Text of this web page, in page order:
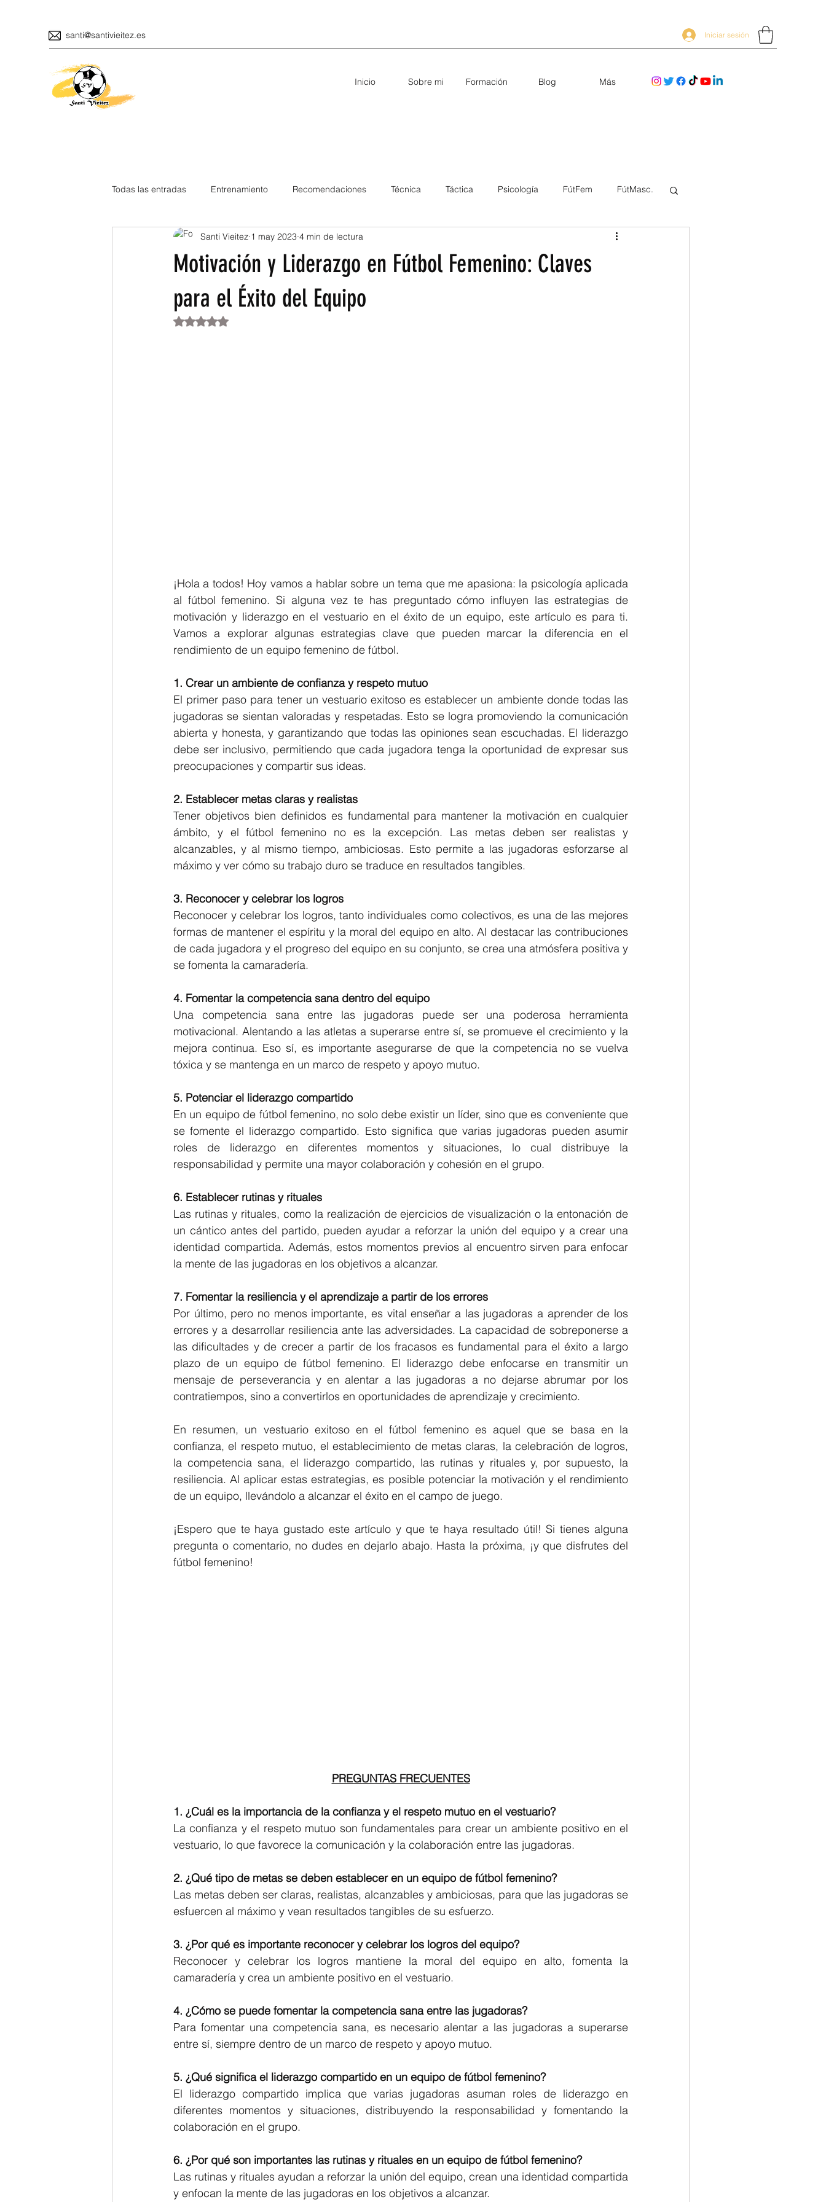
santi@santivieitez.es Iniciar sesión
Inicio Sobre mi Formación Blog Más
Todas las entradas Entrenamiento Recomendaciones Técnica Táctica Psicología FútFem FútMasc.
Motivación y Liderazgo en Fútbol Femenino: Claves
para el Éxito del Equipo
Santi Vieitez 1 may 2023 4 min de lectura
Obtuvo NaN de 5 estrellas.
¡Hola a todos! Hoy vamos a hablar sobre un tema que me apasiona: la psicología aplicada
al fútbol femenino. Si alguna vez te has preguntado cómo influyen las estrategias de
motivación y liderazgo en el vestuario en el éxito de un equipo, este artículo es para ti.
Vamos a explorar algunas estrategias clave que pueden marcar la diferencia en el
rendimiento de un equipo femenino de fútbol.
1. Crear un ambiente de confianza y respeto mutuo
El primer paso para tener un vestuario exitoso es establecer un ambiente donde todas las
jugadoras se sientan valoradas y respetadas. Esto se logra promoviendo la comunicación
abierta y honesta, y garantizando que todas las opiniones sean escuchadas. El liderazgo
debe ser inclusivo, permitiendo que cada jugadora tenga la oportunidad de expresar sus
preocupaciones y compartir sus ideas.
2. Establecer metas claras y realistas
Tener objetivos bien definidos es fundamental para mantener la motivación en cualquier
ámbito, y el fútbol femenino no es la excepción. Las metas deben ser realistas y
alcanzables, y al mismo tiempo, ambiciosas. Esto permite a las jugadoras esforzarse al
máximo y ver cómo su trabajo duro se traduce en resultados tangibles.
3. Reconocer y celebrar los logros
Reconocer y celebrar los logros, tanto individuales como colectivos, es una de las mejores
formas de mantener el espíritu y la moral del equipo en alto. Al destacar las contribuciones
de cada jugadora y el progreso del equipo en su conjunto, se crea una atmósfera positiva y
se fomenta la camaradería.
4. Fomentar la competencia sana dentro del equipo
Una competencia sana entre las jugadoras puede ser una poderosa herramienta
motivacional. Alentando a las atletas a superarse entre sí, se promueve el crecimiento y la
mejora continua. Eso sí, es importante asegurarse de que la competencia no se vuelva
tóxica y se mantenga en un marco de respeto y apoyo mutuo.
5. Potenciar el liderazgo compartido
En un equipo de fútbol femenino, no solo debe existir un líder, sino que es conveniente que
se fomente el liderazgo compartido. Esto significa que varias jugadoras pueden asumir
roles de liderazgo en diferentes momentos y situaciones, lo cual distribuye la
responsabilidad y permite una mayor colaboración y cohesión en el grupo.
6. Establecer rutinas y rituales
Las rutinas y rituales, como la realización de ejercicios de visualización o la entonación de
un cántico antes del partido, pueden ayudar a reforzar la unión del equipo y a crear una
identidad compartida. Además, estos momentos previos al encuentro sirven para enfocar
la mente de las jugadoras en los objetivos a alcanzar.
7. Fomentar la resiliencia y el aprendizaje a partir de los errores
Por último, pero no menos importante, es vital enseñar a las jugadoras a aprender de los
errores y a desarrollar resiliencia ante las adversidades. La capacidad de sobreponerse a
las dificultades y de crecer a partir de los fracasos es fundamental para el éxito a largo
plazo de un equipo de fútbol femenino. El liderazgo debe enfocarse en transmitir un
mensaje de perseverancia y en alentar a las jugadoras a no dejarse abrumar por los
contratiempos, sino a convertirlos en oportunidades de aprendizaje y crecimiento.
En resumen, un vestuario exitoso en el fútbol femenino es aquel que se basa en la
confianza, el respeto mutuo, el establecimiento de metas claras, la celebración de logros,
la competencia sana, el liderazgo compartido, las rutinas y rituales y, por supuesto, la
resiliencia. Al aplicar estas estrategias, es posible potenciar la motivación y el rendimiento
de un equipo, llevándolo a alcanzar el éxito en el campo de juego.
¡Espero que te haya gustado este artículo y que te haya resultado útil! Si tienes alguna
pregunta o comentario, no dudes en dejarlo abajo. Hasta la próxima, ¡y que disfrutes del
fútbol femenino!
PREGUNTAS FRECUENTES
1. ¿Cuál es la importancia de la confianza y el respeto mutuo en el vestuario?
La confianza y el respeto mutuo son fundamentales para crear un ambiente positivo en el
vestuario, lo que favorece la comunicación y la colaboración entre las jugadoras.
2. ¿Qué tipo de metas se deben establecer en un equipo de fútbol femenino?
Las metas deben ser claras, realistas, alcanzables y ambiciosas, para que las jugadoras se
esfuercen al máximo y vean resultados tangibles de su esfuerzo.
3. ¿Por qué es importante reconocer y celebrar los logros del equipo?
Reconocer y celebrar los logros mantiene la moral del equipo en alto, fomenta la
camaradería y crea un ambiente positivo en el vestuario.
4. ¿Cómo se puede fomentar la competencia sana entre las jugadoras?
Para fomentar una competencia sana, es necesario alentar a las jugadoras a superarse
entre sí, siempre dentro de un marco de respeto y apoyo mutuo.
5. ¿Qué significa el liderazgo compartido en un equipo de fútbol femenino?
El liderazgo compartido implica que varias jugadoras asuman roles de liderazgo en
diferentes momentos y situaciones, distribuyendo la responsabilidad y fomentando la
colaboración en el grupo.
6. ¿Por qué son importantes las rutinas y rituales en un equipo de fútbol femenino?
Las rutinas y rituales ayudan a reforzar la unión del equipo, crean una identidad compartida
y enfocan la mente de las jugadoras en los objetivos a alcanzar.